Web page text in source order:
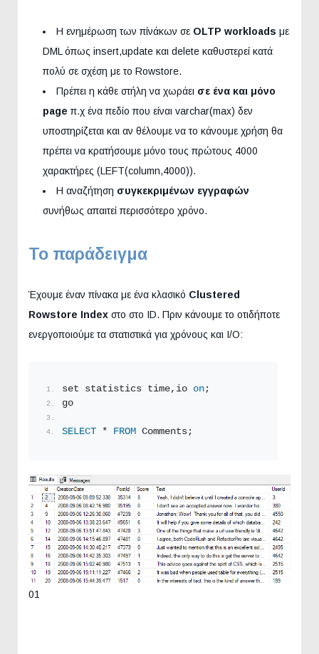
Η ενημέρωση των πίνάκων σε OLTP workloads με
DML όπως insert,update και delete καθυστερεί κατά
πολύ σε σχέση με το Rowstore.
Πρέπει η κάθε στήλη να χωράει σε ένα και μόνο
page π.χ ένα πεδίο που είναι varchar(max) δεν
υποστηρίζεται και αν θέλουμε να το κάνουμε χρήση θα
πρέπει να κρατήσουμε μόνο τους πρώτους 4000
χαρακτήρες (LEFT(column,4000)).
Η αναζήτηση συγκεκριμένων εγγραφών
συνήθως απαιτεί περισσότερο χρόνο.
Το παράδειγμα
Έχουμε έναν πίνακα με ένα κλασικό Clustered
Rowstore Index στο στο ID. Πριν κάνουμε το οτιδήποτε
ενεργοποιούμε τα στατιστικά για χρόνους και I/O:
set statistics time,io on ;
go
SELECT * FROM Comments;
01